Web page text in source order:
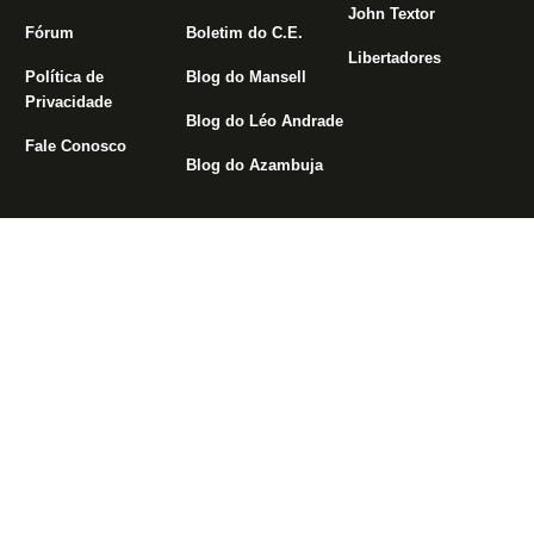
Fórum
Política de
Privacidade
Fale Conosco
Boletim do C.E.
Blog do Mansell
Blog do Léo Andrade
Blog do Azambuja
John Textor
Libertadores